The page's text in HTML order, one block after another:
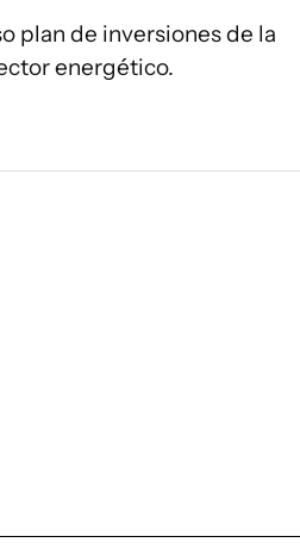
plan de inversiones de la
energético.